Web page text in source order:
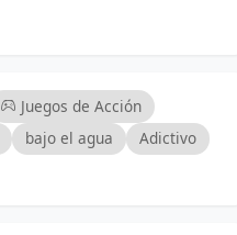
Juegos de Acción
bajo el agua
Adictivo